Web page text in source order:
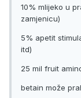
10% mlijeko u
zamjenicu)
5% apetit
itd)
25 mil fruit
betain može